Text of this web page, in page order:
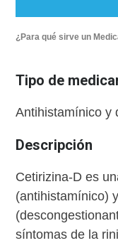
¿Para qué sirve un
Tipo de
Antihistamínico y
Descripción
Cetirizina-D es
(antihistamínico)
síntomas de la